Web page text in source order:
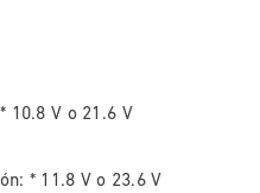
10.8 V o 21.6 V
* 11.8 V o 23.6 V